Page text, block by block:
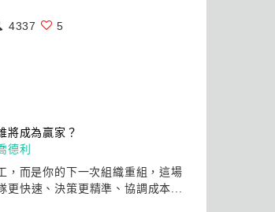
4337 5
將成為贏家？
德利
，而是你的下一次組織重組，這場
更快速、決策更精準、協調成本...